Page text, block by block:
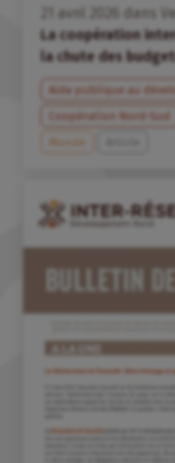
avril dans
La coopération
la chute des
Aide publique au
Coopération Nord-Sud
Monde